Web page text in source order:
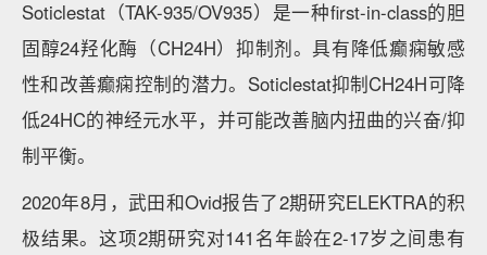
Soticlestat（TAK-935/OV935）是一种first-in-class的胆
固醇24羟化酶（CH24H）抑制剂。具有降低癫痫敏感
性和改善癫痫控制的潜力。Soticlestat抑制CH24H可降
低24HC的神经元水平，并可能改善脑内扭曲的兴奋/抑
制平衡。
2020年8月，武田和Ovid报告了2期研究ELEKTRA的积
极结果。这项2期研究对141名年龄在2-17岁之间患有